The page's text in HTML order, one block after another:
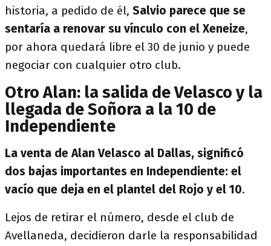
historia, a pedido de él, Salvio parece que se
sentaría a renovar su vínculo con el Xeneize,
por ahora quedará libre el 30 de junio y puede
negociar con cualquier otro club.
Otro Alan: la salida de Velasco y la
llegada de Soñora a la 10 de
Independiente
La venta de Alan Velasco al Dallas, significó
dos bajas importantes en Independiente: el
vacío que deja en el plantel del Rojo y el 10.
Lejos de retirar el número, desde el club de
Avellaneda, decidieron darle la responsabilidad